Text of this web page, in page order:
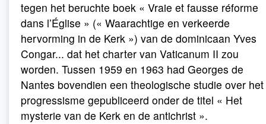
tegen het beruchte boek « Vraie et fausse réforme
dans l’Église » (« Waarachtige en verkeerde
hervorming in de Kerk ») van de dominicaan Yves
Congar... dat het charter van Vaticanum II zou
worden. Tussen 1959 en 1963 had Georges de
Nantes bovendien een theologische studie over het
progressisme gepubliceerd onder de titel « Het
mysterie van de Kerk en de antichrist ».